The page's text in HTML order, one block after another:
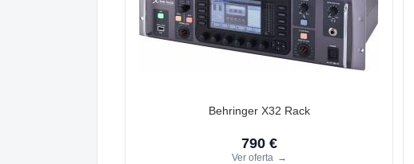
Behringer X32 Rack
790 €
Ver oferta →